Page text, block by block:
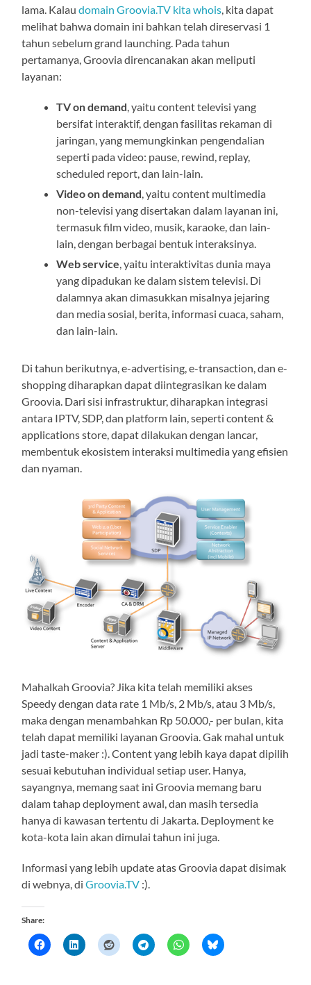
lama. Kalaudomain Groovia.TV kita whois, kita dapat
melihat bahwa domain ini bahkan telah direservasi 1
tahun sebelum grand launching. Pada tahun
pertamanya, Groovia direncanakan akan meliputi
layanan:
TV on demand, yaitu content televisi yang
bersifat interaktif, dengan fasilitas rekaman di
jaringan, yang memungkinkan pengendalian
seperti pada video: pause, rewind, replay,
scheduled report, dan lain-lain.
Video on demand, yaitu content multimedia
non-televisi yang disertakan dalam layanan ini,
termasuk film video, musik, karaoke, dan lain-
lain, dengan berbagai bentuk interaksinya.
Web service, yaitu interaktivitas dunia maya
yang dipadukan ke dalam sistem televisi. Di
dalamnya akan dimasukkan misalnya jejaring
dan media sosial, berita, informasi cuaca, saham,
dan lain-lain.
Di tahun berikutnya, e-advertising, e-transaction, dan e-
shopping diharapkan dapat diintegrasikan ke dalam
Groovia. Dari sisi infrastruktur, diharapkan integrasi
antara IPTV, SDP, dan platform lain, seperti content &
applications store, dapat dilakukan dengan lancar,
membentuk ekosistem interaksi multimedia yang efisien
dan nyaman.
Mahalkah Groovia? Jika kita telah memiliki akses
Speedy dengan data rate 1 Mb/s, 2 Mb/s, atau 3 Mb/s,
maka dengan menambahkan Rp 50.000,- per bulan, kita
telah dapat memiliki layanan Groovia. Gak mahal untuk
jadi taste-maker :). Content yang lebih kaya dapat dipilih
sesuai kebutuhan individual setiap user. Hanya,
sayangnya, memang saat ini Groovia memang baru
dalam tahap deployment awal, dan masih tersedia
hanya di kawasan tertentu di Jakarta. Deployment ke
kota-kota lain akan dimulai tahun ini juga.
Informasi yang lebih update atas Groovia dapat disimak
di webnya, diGroovia.TV :).
Share: